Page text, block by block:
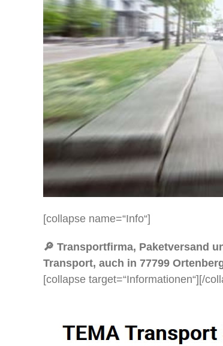
[collapse name=“Info“]
🔎 Transportfirma, Paketversand
Transport, auch in 77799
[collapse target=“Informationen“][/